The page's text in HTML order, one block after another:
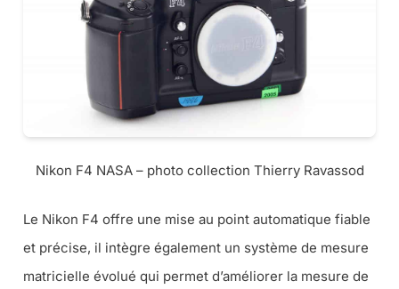
Nikon F4 NASA – photo collection Thierry Ravassod
Le Nikon F4 offre une mise au point automatique fiable
et précise, il intègre également un système de mesure
matricielle évolué qui permet d’améliorer la mesure de